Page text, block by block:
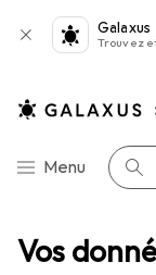
Vos
Galaxus
Trouvez
Navigation par
Menu
Tout l'assortiment